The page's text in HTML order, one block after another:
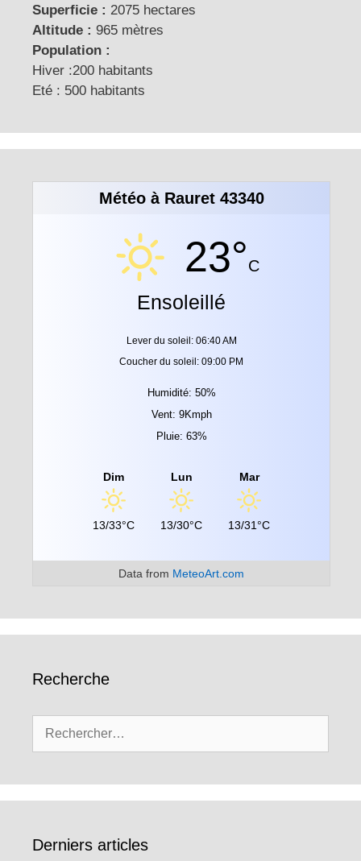
Superficie : 2075 hectares
Altitude : 965 mètres
Population :
Hiver :200 habitants
Eté : 500 habitants
Météo à Rauret 43340
23°C
Ensoleillé
Lever du soleil: 06:40 AM
Coucher du soleil: 09:00 PM
Humidité: 50%
Vent: 9Kmph
Pluie: 63%
Dim
13/33°C
Lun
13/30°C
Mar
13/31°C
Data from MeteoArt.com
Recherche
Rechercher :
Derniers articles